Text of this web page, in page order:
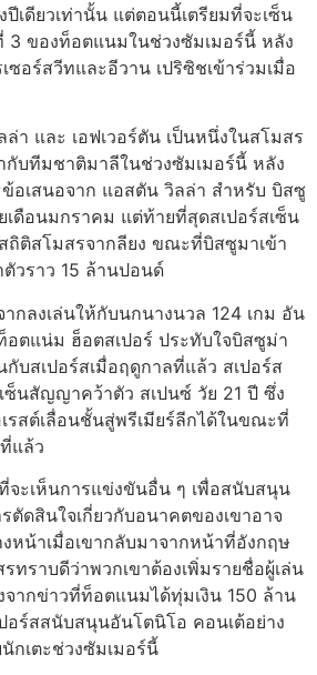
เดียวเท่านั้น แต่ตอนนี้เตรียมที่จะเซ็น
3 ของท็อตแนมในช่วงซัมเมอร์นี้ หลัง
ซอร์สวีทและอีวาน เปริซิชเข้าร่วมเมื่อ
า และ เอฟเวอร์ตัน เป็นหนึ่งในสโมสร
บทีมชาติมาลีในช่วงซัมเมอร์นี้ หลัง
อเสนอจาก แอสตัน วิลล่า สำหรับ บิสซู
ดือนมกราคม แต่ท้ายที่สุดสเปอร์สเซ็น
ติสโมสรจากลียง ขณะที่บิสซูมาเข้า
วราว 15 ล้านปอนด์
ากลงเล่นให้กับนกนางนวล 124 เกม อัน
ตแน่ม ฮ็อตสเปอร์ ประทับใจบิสซูม่า
กับสเปอร์สเมื่อฤดูกาลที่แล้ว สเปอร์ส
ซ็นสัญญาคว้าตัว สเปนซ์ วัย 21 ปี ซึ่ง
รสต์เลื่อนชั้นสู่พรีเมียร์ลีกได้ในขณะที่
แล้ว
ะเห็นการแข่งขันอื่น ๆ เพื่อสนับสนุน
ตัดสินใจเกี่ยวกับอนาคตของเขาอาจ
หน้าเมื่อเขากลับมาจากหน้าที่อังกฤษ
ทราบดีว่าพวกเขาต้องเพิ่มรายชื่อผู้เล่น
ากข่าวที่ท็อตแนมได้ทุ่มเงิน 150 ล้าน
อร์สสนับสนุนอันโตนิโอ คอนเต้อย่าง
กเตะช่วงซัมเมอร์นี้